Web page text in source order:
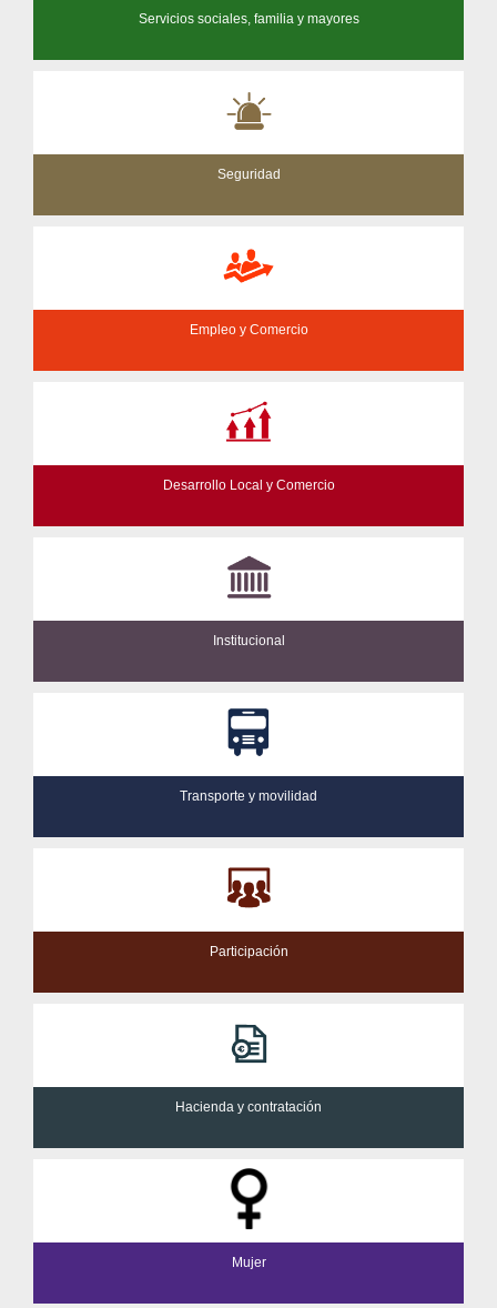
Servicios sociales, familia y mayores
Seguridad
Empleo y Comercio
Desarrollo Local y Comercio
Institucional
Transporte y movilidad
Participación
Hacienda y contratación
Mujer